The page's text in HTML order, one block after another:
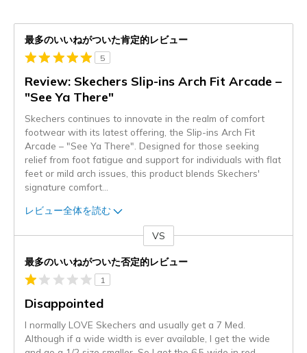
最多のいいねがついた肯定的レビュー
5
Review: Skechers Slip-ins Arch Fit Arcade –
"See Ya There"
Skechers continues to innovate in the realm of comfort
footwear with its latest offering, the Slip-ins Arch Fit
Arcade – "See Ya There". Designed for those seeking
relief from foot fatigue and support for individuals with flat
feet or mild arch issues, this product blends Skechers'
signature comfort
レビュー全体を読む
VS
最多のいいねがついた否定的レビュー
1
Disappointed
I normally LOVE Skechers and usually get a 7 Med.
Although if a wide width is ever available, I get the wide